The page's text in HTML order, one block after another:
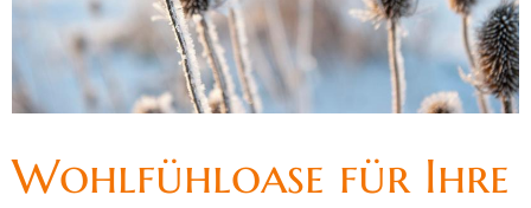
Wohlfühloase für Ihre